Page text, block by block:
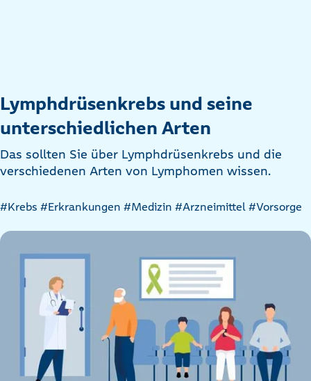
Lymphdrüsenkrebs und seine
unterschiedlichen Arten
Das sollten Sie über Lymphdrüsenkrebs und die
verschiedenen Arten von Lymphomen wissen.
Artikel
Kategorien
filtern
#Krebs #Erkrankungen #Medizin #Arzneimittel #Vorsorge